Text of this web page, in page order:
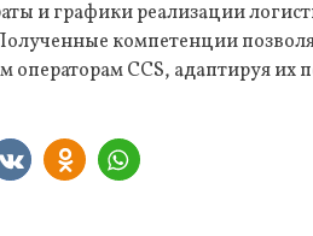
и графики реализации
компетенции
операторам CCS, адаптируя